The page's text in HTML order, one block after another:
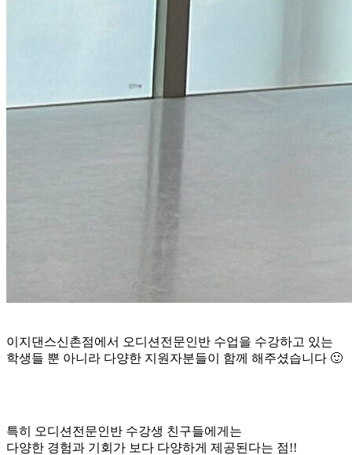
이지댄스신촌점에서 오디션전문인반 수업을 수강하고 있는
학생들 뿐 아니라 다양한 지원자분들이 함께 해주셨습니다 🙂
특히 오디션전문인반 수강생 친구들에게는
다양한 경험과 기회가 보다 다양하게 제공된다는 점!!